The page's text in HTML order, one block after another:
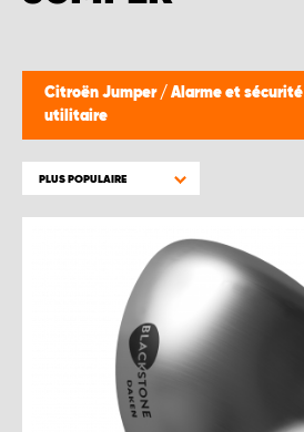
Citroën Jumper / Alarme et sécurité
utilitaire
PLUS POPULAIRE
WORK SYSTEM BRUXELLES
WORK SYSTEM LIMBURG-KEMPEN
WORK SYSTEM WEST BY PRO-VAN